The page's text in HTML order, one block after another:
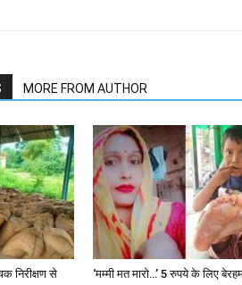
MORE FROM AUTHOR
निरीक्षण से
‘मम्मी मत मारो…’ 5 रुपये के लिए